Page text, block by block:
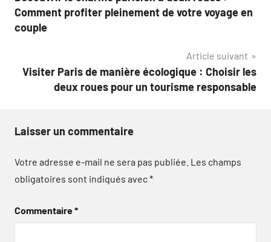
de
l’article
Comment profiter pleinement de votre voyage en
couple
Article suivant
Visiter Paris de manière écologique : Choisir les
deux roues pour un tourisme responsable
Laisser un commentaire
Votre adresse e-mail ne sera pas publiée. Les champs
obligatoires sont indiqués avec*
Commentaire*